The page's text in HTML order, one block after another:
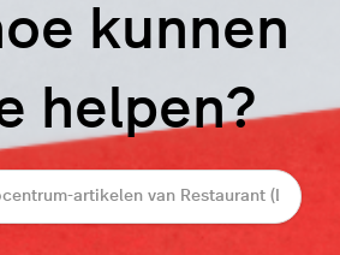
kunnen
helpen?